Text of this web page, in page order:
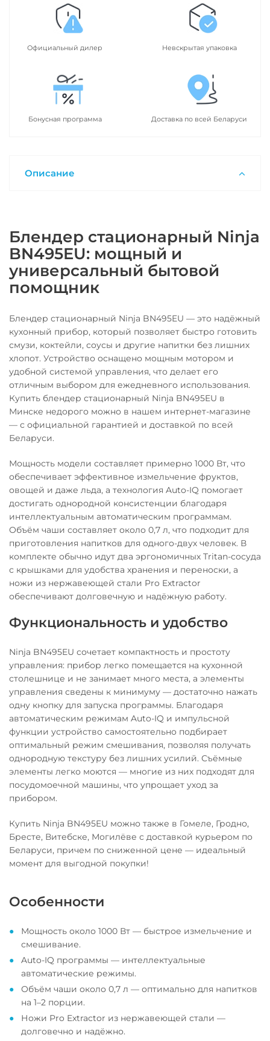
Официальный дилер Невскрытая упаковка
Бонусная программа Доставка по всей Беларуси
Описание
Блендер стационарный Ninja
BN495EU: мощный и
универсальный бытовой
помощник
Блендер стационарный Ninja BN495EU — это надёжный
кухонный прибор, который позволяет быстро готовить
смузи, коктейли, соусы и другие напитки без лишних
хлопот. Устройство оснащено мощным мотором и
удобной системой управления, что делает его
отличным выбором для ежедневного использования.
Купить блендер стационарный Ninja BN495EU в
Минске недорого можно в нашем интернет-магазине
— с официальной гарантией и доставкой по всей
Беларуси.
Мощность модели составляет примерно 1000 Вт, что
обеспечивает эффективное измельчение фруктов,
овощей и даже льда, а технология Auto-IQ помогает
достигать однородной консистенции благодаря
интеллектуальным автоматическим программам.
Объём чаши составляет около 0,7 л, что подходит для
приготовления напитков для одного-двух человек. В
комплекте обычно идут два эргономичных Tritan-сосуда
с крышками для удобства хранения и переноски, а
ножи из нержавеющей стали Pro Extractor
обеспечивают долговечную и надёжную работу.
Функциональность и удобство
Ninja BN495EU сочетает компактность и простоту
управления: прибор легко помещается на кухонной
столешнице и не занимает много места, а элементы
управления сведены к минимуму — достаточно нажать
одну кнопку для запуска программы. Благодаря
автоматическим режимам Auto-IQ и импульсной
функции устройство самостоятельно подбирает
оптимальный режим смешивания, позволяя получать
однородную текстуру без лишних усилий. Съёмные
элементы легко моются — многие из них подходят для
посудомоечной машины, что упрощает уход за
прибором.
Купить Ninja BN495EU можно также в Гомеле, Гродно,
Бресте, Витебске, Могилёве с доставкой курьером по
Беларуси, причем по сниженной цене — идеальный
момент для выгодной покупки!
Особенности
Мощность около 1000 Вт — быстрое измельчение и
смешивание.
Auto-IQ программы — интеллектуальные
автоматические режимы.
Объём чаши около 0,7 л — оптимально для напитков
на 1–2 порции.
Ножи Pro Extractor из нержавеющей стали —
долговечно и надёжно.